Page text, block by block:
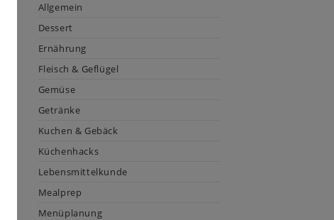
Allgemein
Dessert
Ernährung
Fleisch & Geflügel
Gemüse
Getränke
Kuchen & Gebäck
Küchenhacks
Lebensmittelkunde
Mealprep
Menüplanung